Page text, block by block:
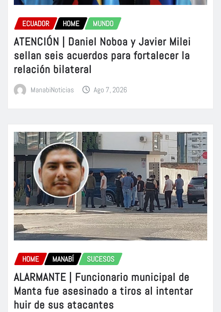
ECUADOR HOME MUNDO
ATENCIÓN | Daniel Noboa y Javier Milei
sellan seis acuerdos para fortalecer la
relación bilateral
ManabiNoticias Ago 7, 2026
HOME MANABÍ SUCESOS
ALARMANTE | Funcionario municipal de
Manta fue asesinado a tiros al intentar
huir de sus atacantes